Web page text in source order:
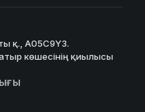
қ., A05C9Y3.
көшесінің қиылысы